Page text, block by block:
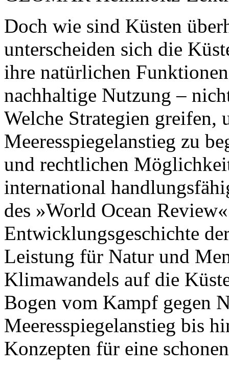
Doch wie sind Küsten
unterscheiden sich die
ihre natürlichen
nachhaltige Nutzung –
Welche Strategien greifen,
Meeresspiegelanstieg zu
und rechtlichen
international
des »World Ocean
Entwicklungsgeschichte
Leistung für Natur und
Klimawandels auf die
Bogen vom Kampf gegen
Meeresspiegelanstieg bis
Konzepten für eine